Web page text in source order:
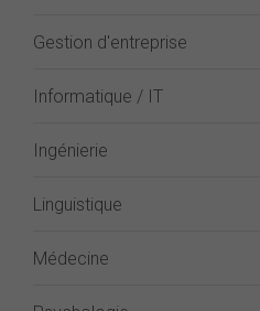
Gestion d'entreprise
Informatique / IT
Ingénierie
Linguistique
Médecine